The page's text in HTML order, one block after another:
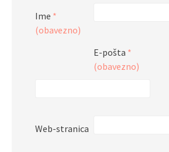
Ime *
(obavezno)
E-pošta *
(obavezno)
Web-stranica